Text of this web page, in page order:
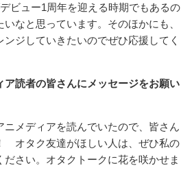
ビュー1周年を迎える時期でもあるの
なと思っています。そのほかにも、
ジしていきたいのでぜひ応援してく
読者の皆さんにメッセージをお願い
メディアを読んでいたので、皆さん
オタク友達がほしい人は、ぜひ私の
さい。オタクトークに花を咲かせま